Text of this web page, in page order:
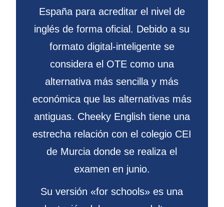
España para acreditar el nivel de
inglés de forma oficial. Debido a su
formato digital-inteligente se
considera el OTE como una
alternativa más sencilla y más
económica que las alternativas más
antiguas. Cheeky English tiene una
estrecha relación con el colegio CEI
de Murcia donde se realiza el
examen en junio.
Su versión «for schools» es una